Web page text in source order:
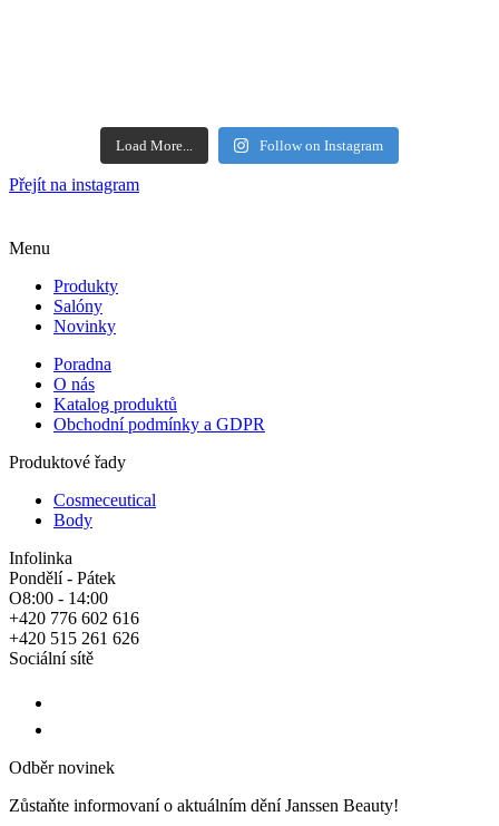
Load More... Follow on Instagram
Přejít na instagram
Menu
Produkty
Salóny
Novinky
Poradna
O nás
Katalog produktů
Obchodní podmínky a GDPR
Produktové řady
Cosmeceutical
Body
Infolinka
Pondělí - Pátek
O8:00 - 14:00
+420 776 602 616
+420 515 261 626
Sociální sítě
Odběr novinek
Zůstaňte informovaní o aktuálním dění Janssen Beauty!